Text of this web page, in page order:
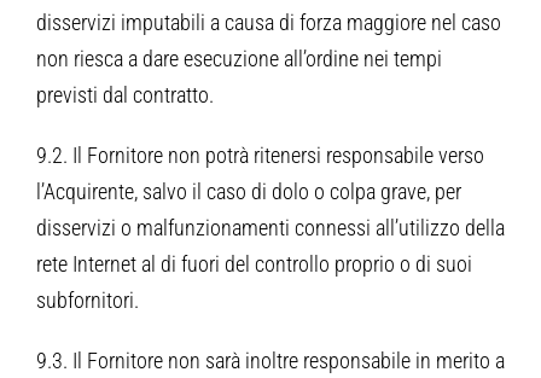
disservizi imputabili a causa di forza maggiore nel caso
non riesca a dare esecuzione all’ordine nei tempi
previsti dal contratto.
9.2. Il Fornitore non potrà ritenersi responsabile verso
l’Acquirente, salvo il caso di dolo o colpa grave, per
disservizi o malfunzionamenti connessi all’utilizzo della
rete Internet al di fuori del controllo proprio o di suoi
subfornitori.
9.3. Il Fornitore non sarà inoltre responsabile in merito a